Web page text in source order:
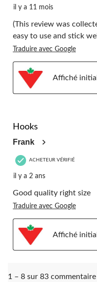
il y a 11 mois
(This review was
easy to use and stick well
Traduire avec Google
Affiché
Hooks
Frank
ACHETEUR VÉRIFIÉ
il y a 2 ans
Good quality right size
Traduire avec Google
Affiché
1 – 8 sur 83 commentaire